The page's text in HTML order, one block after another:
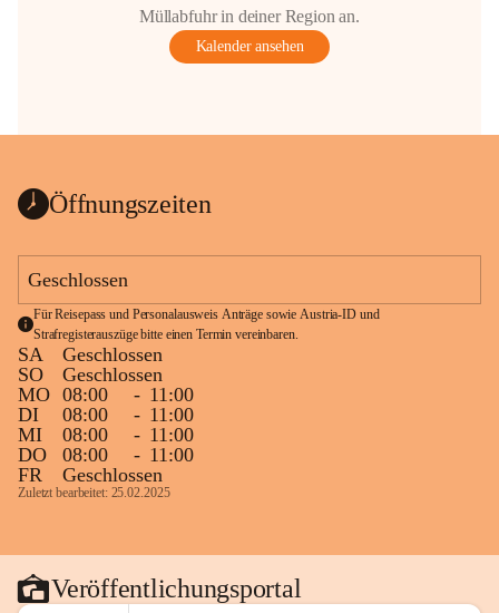
Müllabfuhr in deiner Region an.
Kalender ansehen
Öffnungszeiten
Geschlossen
Für Reisepass und Personalausweis Anträge sowie Austria-ID und
Strafregisterauszüge bitte einen Termin vereinbaren.
SA
Geschlossen
SO
Geschlossen
MO 08:00 - 11:00
DI
08:00 - 11:00
MI
08:00 - 11:00
DO
08:00 - 11:00
FR
Geschlossen
Zuletzt bearbeitet: 25.02.2025
Veröffentlichungsportal